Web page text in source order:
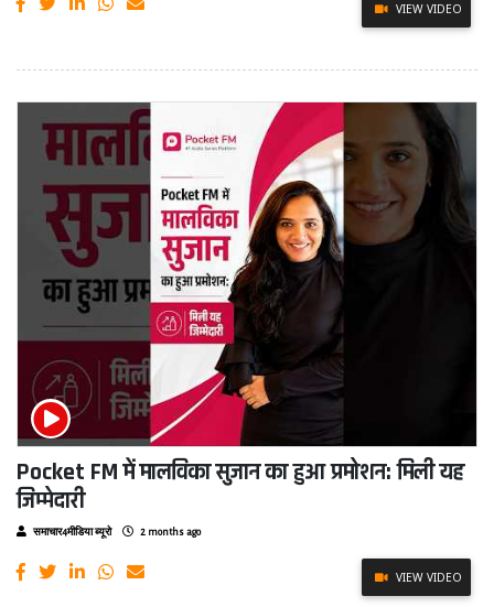
VIEW VIDEO
Pocket FM में मालविका सुजान का हुआ प्रमोशन: मिली यह
जिम्मेदारी
समाचार4मीडिया ब्यूरो 2 months ago
VIEW VIDEO